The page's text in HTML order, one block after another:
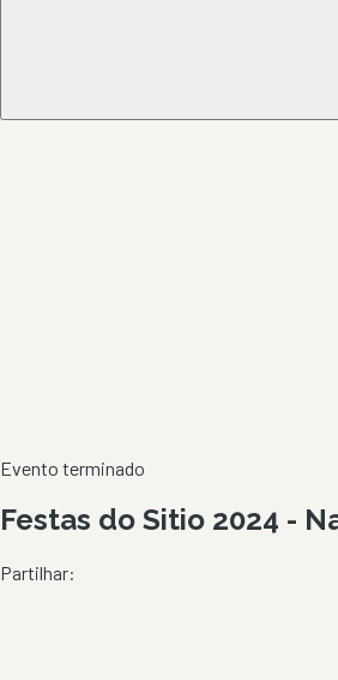
Evento terminado
Festas do Sitio 2024 -
Partilhar: